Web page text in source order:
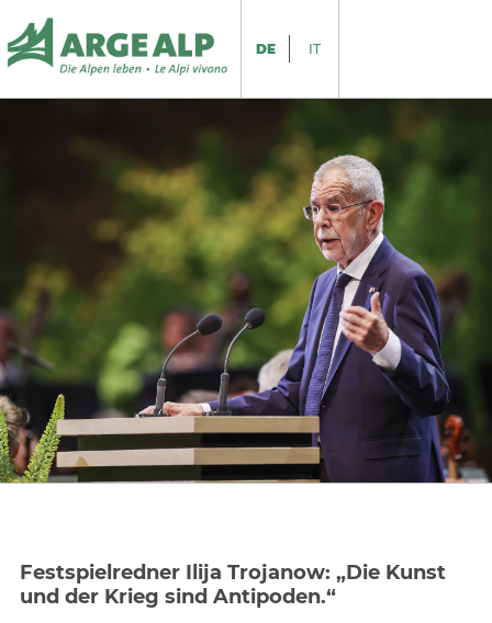
DE
IT
Festspielredner Ilija Trojanow: „Die Kunst
und der Krieg sind Antipoden.“